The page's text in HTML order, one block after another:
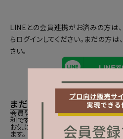
LINEとの会員連携がお済みの方は、
らログインしてください。まだの方は、
さい。
まだご登録がお済みでない
会員登録をしていただきますと、二
利です。
お気に入り商品をご登録いただけ
ます。